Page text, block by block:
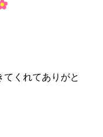
くれてありがと